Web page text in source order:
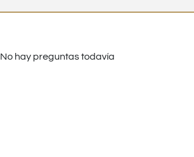
No hay preguntas todavía